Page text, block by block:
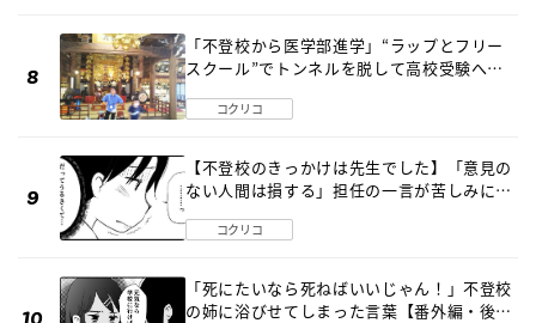
「不登校から医学部進学」“ラップとフリー
スクール”でトンネルを脱して高校受験へ
コクリコ
【不登校のきっかけは先生でした】「意見の
ない人間は損する」担任の一言が苦しみに…
コクリコ
「死にたいなら死ねばいいじゃん！」不登校
の姉に浴びせてしまった言葉【番外編・後